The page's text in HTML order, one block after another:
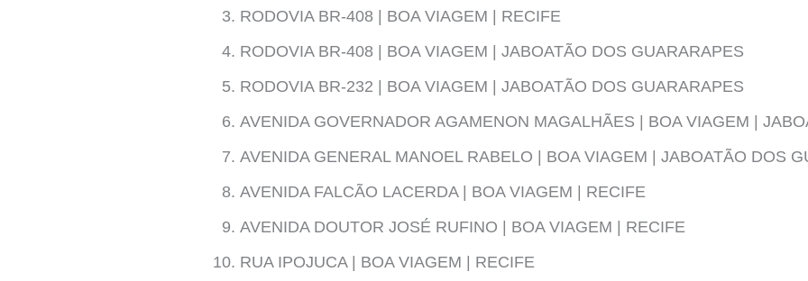
RODOVIA BR-408 | BOA VIAGEM | RECIFE
RODOVIA BR-408 | BOA VIAGEM | JABOATÃO DOS GUARARAPES
RODOVIA BR-232 | BOA VIAGEM | JABOATÃO DOS GUARARAPES
AVENIDA GOVERNADOR AGAMENON MAGALHÃES | BOA VIAGEM |
AVENIDA GENERAL MANOEL RABELO | BOA VIAGEM | JABOATÃO DOS
AVENIDA FALCÃO LACERDA | BOA VIAGEM | RECIFE
AVENIDA DOUTOR JOSÉ RUFINO | BOA VIAGEM | RECIFE
RUA IPOJUCA | BOA VIAGEM | RECIFE